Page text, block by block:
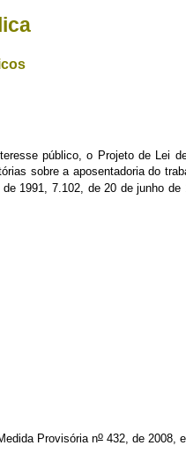
público, o Projeto de Lei
sobre a aposentadoria do
1991, 7.102, de 20 de junho
Provisória no432, de 2008,